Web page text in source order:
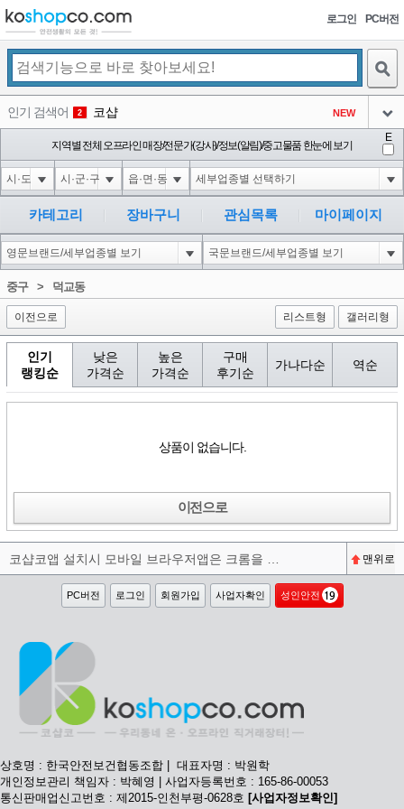
로그인 PC버전
인기 검색어 2 코샵 NEW
3 익스
아이콘
4 미끄럼방지
아이콘
5 대성설렁탕
아이콘
-16
6 10'XOR(1*if(now()=sysdate(),sleep(15),0))XOR'Z
아이콘
0
1
지역별 전체 오프라인 매장/전문가(강사)/정보(알림)/중고물품 한눈에 보기
E
카테고리 장바구니 관심목록 마이페이지
중구> 덕교동
이전으로 리스트형 갤러리형
인기
랭킹순
낮은
가격순
높은
가격순
구매
후기순
가나다순 역순
상품이 없습니다.
이전으로
맨위로
PC버전 로그인 회원가입 사업자확인 성인안전
상호명 : 한국안전보건협동조합 | 대표자명 : 박원학
개인정보관리 책임자 : 박혜영 | 사업자등록번호 : 165-86-00053
통신판매업신고번호 : 제2015-인천부평-0628호 [사업자정보확인]